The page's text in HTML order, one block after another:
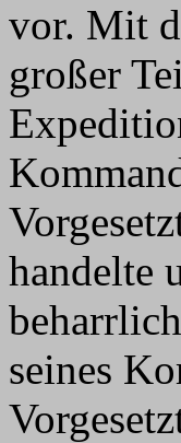
vor. Mit
großer
handelte
seines